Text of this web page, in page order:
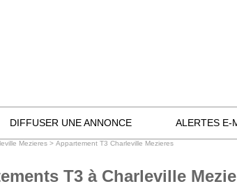
DIFFUSER UNE ANNONCE ALERTES E-
Mezieres > Appartement T3 Charleville Mezieres
T3 à Charleville